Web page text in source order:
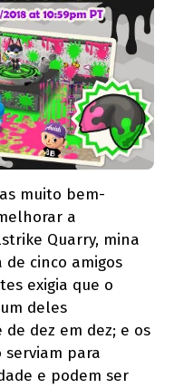
muito bem-
a
Quarry, mina
de cinco amigos
exigia que o
deles
dez em dez; e os
serviam para
e podem ser